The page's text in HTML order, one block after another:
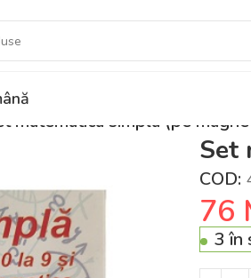
matematica simpla (pe
Set
COD:
76
3 în